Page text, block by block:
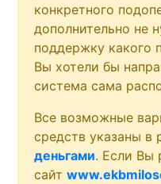
конкретного
дополнительно не
поддержку какого
Вы хотели бы
система сама
Все возможные
средств указаны в
деньгами. Если Вы
сайт